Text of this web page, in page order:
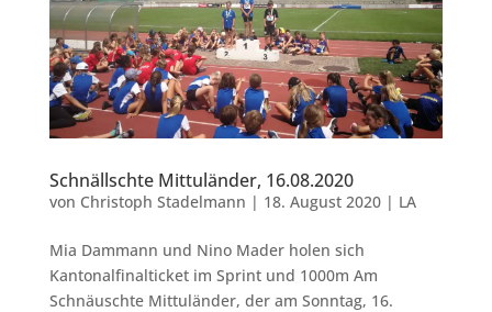
Schnällschte Mittuländer, 16.08.2020
von Christoph Stadelmann | 18. August 2020| LA
Mia Dammann und Nino Mader holen sich
Kantonalfinalticket im Sprint und 1000m Am
Schnäuschte Mittuländer, der am Sonntag, 16.